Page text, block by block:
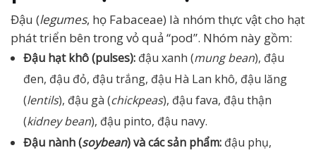
Đậu (legumes, họ Fabaceae) là nhóm thực vật cho hạt
phát triển bên trong vỏ quả “pod”. Nhóm này gồm:
Đậu hạt khô (pulses): đậu xanh (mung bean), đậu
đen, đậu đỏ, đậu trắng, đậu Hà Lan khô, đậu lăng
(lentils), đậu gà (chickpeas), đậu fava, đậu thận
(kidney bean), đậu pinto, đậu navy.
Đậu nành (soybean) và các sản phẩm: đậu phụ,